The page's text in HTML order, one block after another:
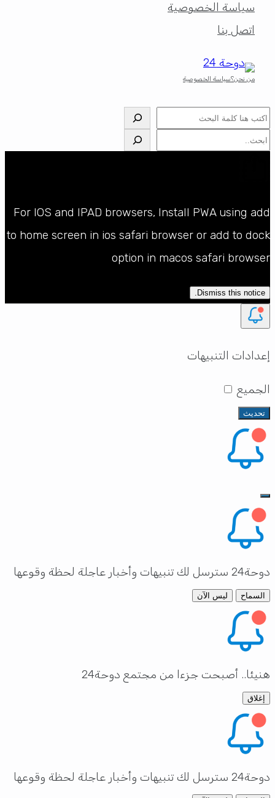
سياسة الخصوصية
اتصل بنا
من نحن؟سياسة الخصوصية
البحث
البحث
For IOS and IPAD browsers, Install PWA using add
to home screen in ios safari browser or add to dock
option in macos safari browser
Dismiss this notice.
إعدادات التنبيهات
الجميع
تحديث
دوحة24 سترسل لك تنبيهات وأخبار عاجلة لحظة وقوعها
السماح ليس الآن
هنيئا.. أصبحت جزءا من مجتمع دوحة24
إغلاق
دوحة24 سترسل لك تنبيهات وأخبار عاجلة لحظة وقوعها